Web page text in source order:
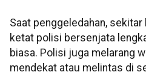
Saat penggeledahan,
ketat polisi bersenjata
biasa. Polisi juga melarang
mendekat atau melintas di